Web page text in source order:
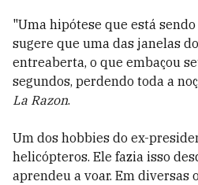
"Uma hipótese que está
sugere que uma das janelas
entreaberta, o que embaçou
segundos, perdendo toda a
La Razon.
Um dos hobbies do ex-
helicópteros. Ele fazia isso
aprendeu a voar. Em diversas